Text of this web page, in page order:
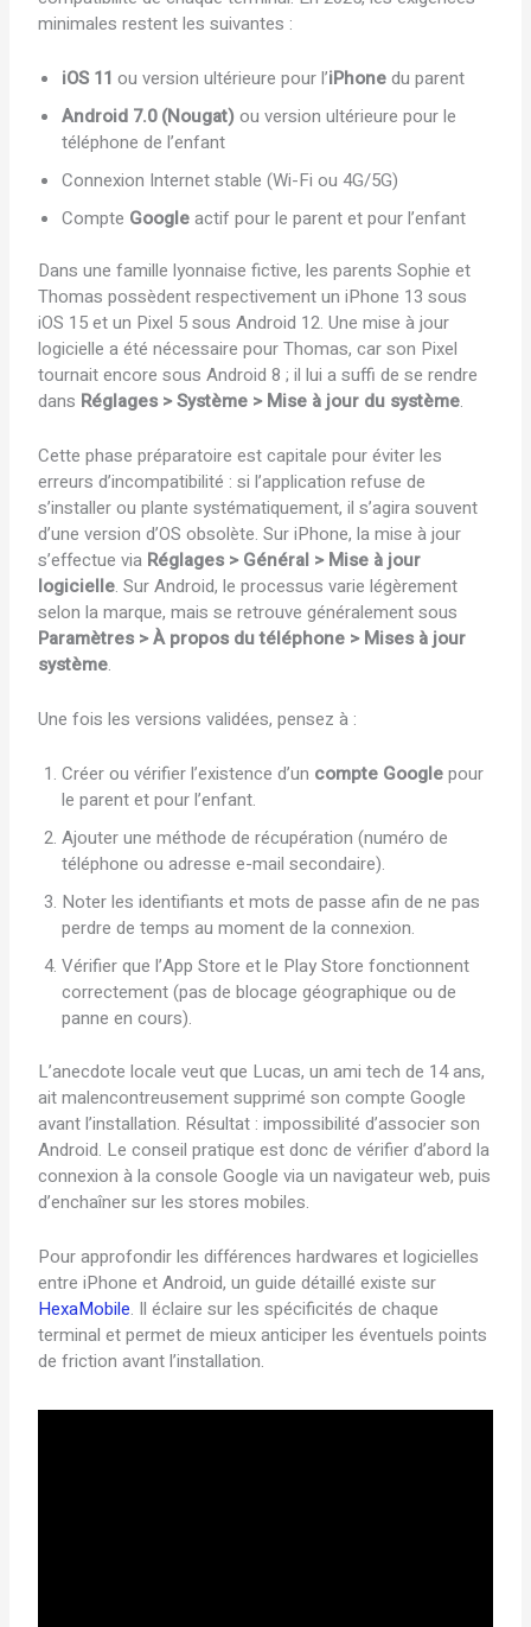
minimales restent les suivantes :
iOS 11 ou version ultérieure pour l’iPhonedu parent
Android 7.0 (Nougat)ou version ultérieure pour le
téléphone de l’enfant
Connexion Internet stable (Wi-Fi ou 4G/5G)
Compte Googleactif pour le parent et pour l’enfant
Dans une famille lyonnaise fictive, les parents Sophie et
Thomas possèdent respectivement un iPhone 13 sous
iOS 15 et un Pixel 5 sous Android 12. Une mise à jour
logicielle a été nécessaire pour Thomas, car son Pixel
tournait encore sous Android 8 ; il lui a suffi de se rendre
dans Réglages > Système > Mise à jour du système.
Cette phase préparatoire est capitale pour éviter les
erreurs d’incompatibilité : si l’application refuse de
s’installer ou plante systématiquement, il s’agira souvent
d’une version d’OS obsolète. Sur iPhone, la mise à jour
s’effectue via Réglages > Général > Mise à jour
logicielle. Sur Android, le processus varie légèrement
selon la marque, mais se retrouve généralement sous
Paramètres > À propos du téléphone > Mises à jour
système.
Une fois les versions validées, pensez à :
Créer ou vérifier l’existence d’un compte Googlepour
le parent et pour l’enfant.
Ajouter une méthode de récupération (numéro de
téléphone ou adresse e-mail secondaire).
Noter les identifiants et mots de passe afin de ne pas
perdre de temps au moment de la connexion.
Vérifier que l’App Store et le Play Store fonctionnent
correctement (pas de blocage géographique ou de
panne en cours).
L’anecdote locale veut que Lucas, un ami tech de 14 ans,
ait malencontreusement supprimé son compte Google
avant l’installation. Résultat : impossibilité d’associer son
Android. Le conseil pratique est donc de vérifier d’abord la
connexion à la console Google via un navigateur web, puis
d’enchaîner sur les stores mobiles.
Pour approfondir les différences hardwares et logicielles
entre iPhone et Android, un guide détaillé existe sur
HexaMobile. Il éclaire sur les spécificités de chaque
terminal et permet de mieux anticiper les éventuels points
de friction avant l’installation.